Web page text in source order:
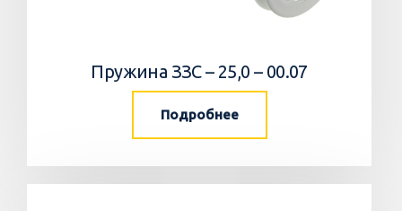
Пружина ЗЗС – 25,0 – 00.07
Подробнее